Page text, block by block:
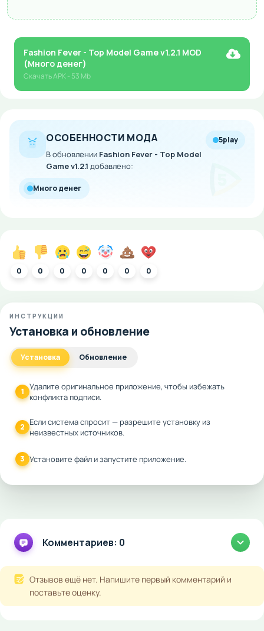
Fashion Fever - Top Model Game v1.2.1 MOD
(Много денег)
СкачатьAPK- 53 Mb
ОСОБЕННОСТИ МОДА
В обновлении Fashion Fever - Top Model
Game v1.2.1 добавлено:
5play
Много денег
0 0 0 0 0 0 0
ИНСТРУКЦИИ
Установка и обновление
Установка Обновление
1 Удалите оригинальное приложение, чтобы избежать
конфликта подписи.
2 Если система спросит — разрешите установку из
неизвестных источников.
3 Установите файл и запустите приложение.
Комментариев: 0
Отзывов ещё нет. Напишите первый комментарий и
поставьте оценку.